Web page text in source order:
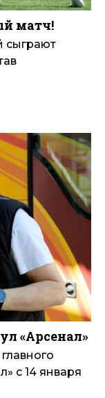
матч!
сыграют
«Арсенал»
с 14 января